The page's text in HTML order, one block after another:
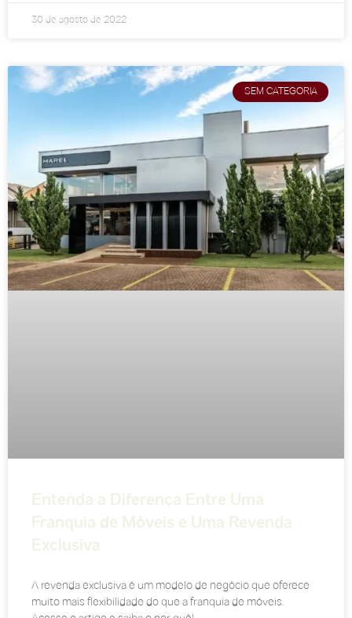
30 de agosto de 2022
SEM CATEGORIA
Entenda a Diferença Entre Uma
Franquia de Móveis e Uma Revenda
Exclusiva
A revenda exclusiva é um modelo de negócio que oferece
muito mais flexibilidade do que a franquia de móveis.